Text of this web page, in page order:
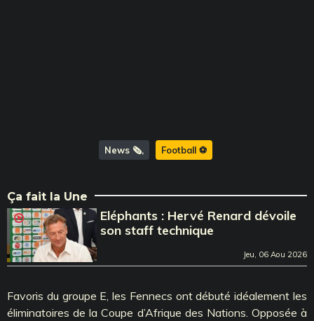
News 🗞️ Football ⚽️
Ça fait la Une
Eléphants : Hervé Renard dévoile
son staff technique
Jeu, 06 Aou 2026
Favoris du groupe E, les Fennecs ont débuté idéalement les
éliminatoires de la Coupe d’Afrique des Nations. Opposée à